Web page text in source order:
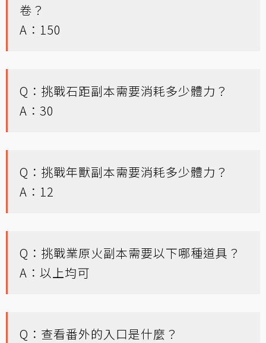
卷？
A：150
Q：挑戰石距副本需要消耗多少體力？
A：30
Q：挑戰年獸副本需要消耗多少體力？
A：12
Q：挑戰業原火副本需要以下哪種道具？
A：以上均可
Q：查看番外的入口是什麼？